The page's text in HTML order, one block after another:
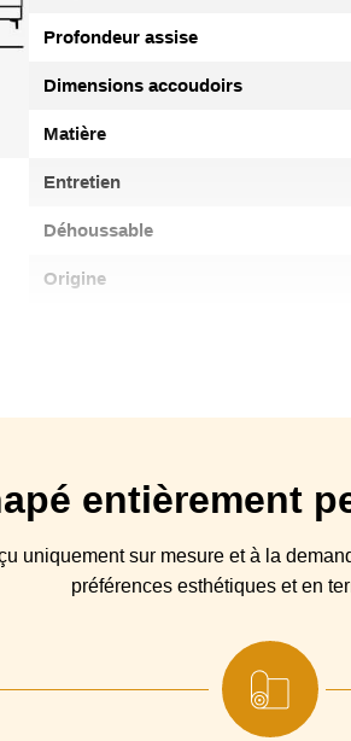
Profondeur assise
Dimensions accoudoirs
Matière
Entretien
Déhoussable
Origine
Suspensions
Coussin(s)
2 coussins
Piétement
entièrement
uniquement sur mesure et à la
préférences esthétiques et en